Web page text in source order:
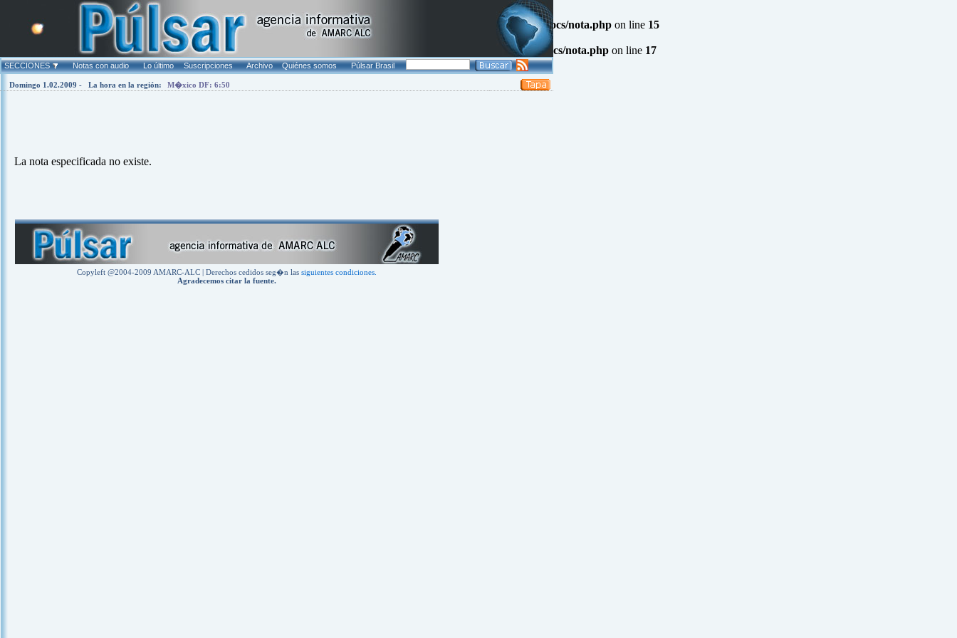
Warning : mysql_fetch_array(): supplied argument is not a valid MySQL result resource in /www/agenciapulsar.org/htdocs/nota.php on line 15
: mysql_num_rows(): supplied argument is not a valid MySQL result resource in /www/agenciapulsar.org/htdocs/nota.php on line 17
SECCIONES Notas con audio Lo último Suscripciones Archivo Quiénes somos Púlsar Brasil
Domingo 1.02.2009 - La hora en la región: M�xico DF: 6:50
La nota especificada no existe.
Copyleft @2004-2009 AMARC-ALC | Derechos cedidos seg�n las siguientes condiciones.
Agradecemos citar la fuente.